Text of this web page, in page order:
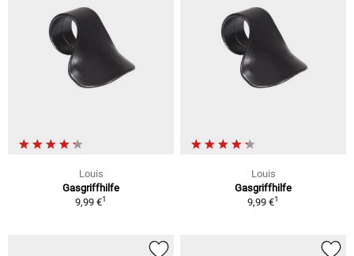
Louis
Gasgriffhilfe
9,99 €1
Louis
Gasgriffhilfe
9,99 €1